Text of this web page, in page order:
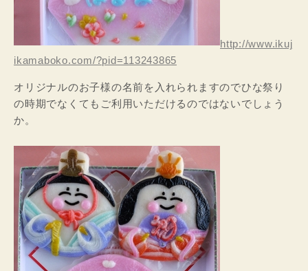
http://www.ikuj
ikamaboko.com/?pid=113243865
オリジナルのお子様の名前を入れられますのでひな祭り
の時期でなくてもご利用いただけるのではないでしょう
か。